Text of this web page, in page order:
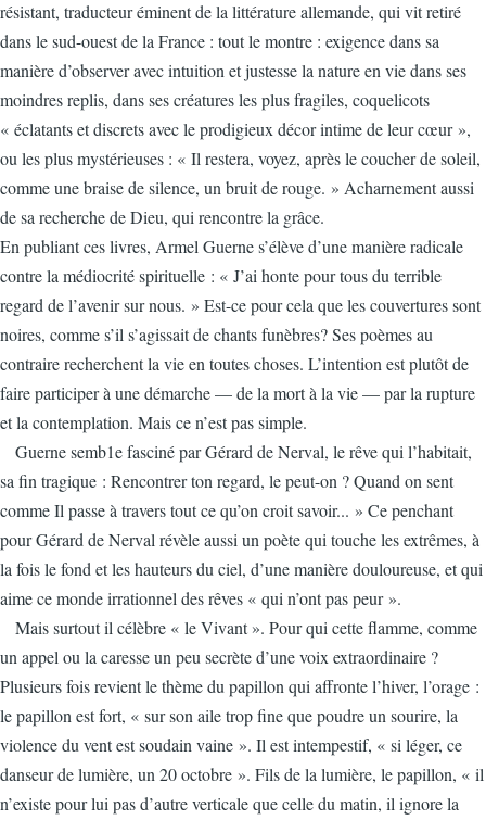
résistant, traducteur éminent de la littérature allemande, qui vit retiré
dans le sud-ouest de la France : tout le montre : exigence dans sa
manière d’observer avec intuition et justesse la nature en vie dans ses
moindres replis, dans ses créatures les plus fragiles, coquelicots
« éclatants et discrets avec le prodigieux décor intime de leur cœur »,
ou les plus mystérieuses : « Il restera, voyez, après le coucher de soleil,
comme une braise de silence, un bruit de rouge. » Acharnement aussi
de sa recherche de Dieu, qui rencontre la grâce.
En publiant ces livres, Armel Guerne s’élève d’une manière radicale
contre la médiocrité spirituelle : « J’ai honte pour tous du terrible
regard de l’avenir sur nous. » Est-ce pour cela que les couvertures sont
noires, comme s’il s’agissait de chants funèbres? Ses poèmes au
contraire recherchent la vie en toutes choses. L’intention est plutôt de
faire participer à une démarche — de la mort à la vie — par la rupture
et la contemplation. Mais ce n’est pas simple.
Guerne semb1e fasciné par Gérard de Nerval, le rêve qui l’habitait,
sa fin tragique : Rencontrer ton regard, le peut-on ? Quand on sent
comme Il passe à travers tout ce qu’on croit savoir... » Ce penchant
pour Gérard de Nerval révèle aussi un poète qui touche les extrêmes, à
la fois le fond et les hauteurs du ciel, d’une manière douloureuse, et qui
aime ce monde irrationnel des rêves « qui n’ont pas peur ».
Mais surtout il célèbre « le Vivant ». Pour qui cette flamme, comme
un appel ou la caresse un peu secrète d’une voix extraordinaire ?
Plusieurs fois revient le thème du papillon qui affronte l’hiver, l’orage :
le papillon est fort, « sur son aile trop fine que poudre un sourire, la
violence du vent est soudain vaine ». Il est intempestif, « si léger, ce
danseur de lumière, un 20 octobre ». Fils de la lumière, le papillon, « il
n’existe pour lui pas d’autre verticale que celle du matin, il ignore la